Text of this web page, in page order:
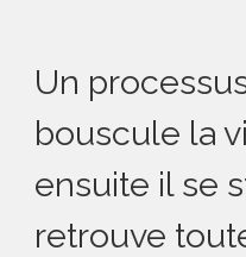
Un
bouscule la
ensuite il se
retrouve